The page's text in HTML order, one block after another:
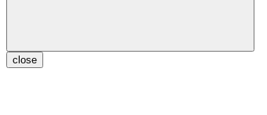
close